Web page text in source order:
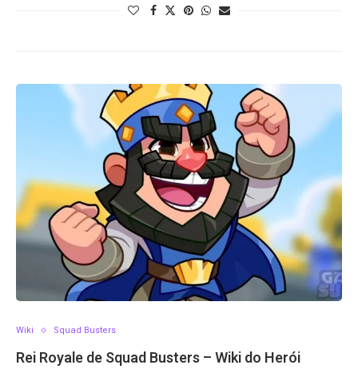
Wiki Squad Busters
Rei Royale de Squad Busters – Wiki do Herói